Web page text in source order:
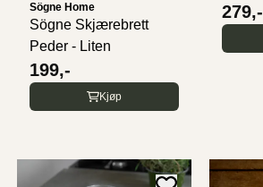
Sögne Home
Sögne Skjærebrett
Peder - Liten
199,-
Kjøp
279,-